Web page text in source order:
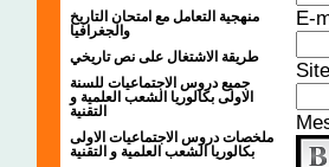
منهجية التعامل مع امتحان التاريخ
والجغرافيا
طريقة الاشتغال على نص تاريخي
جميع دروس الاجتماعيات للسنة
الاولى بكالوريا الشعب العلمية و
التقنية
ملخصات دروس الاجتماعيات الاولى
بكالوريا الشعب العلمية و التقنية
E-